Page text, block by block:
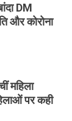
DM
और कोरोना
महिला
पर कही